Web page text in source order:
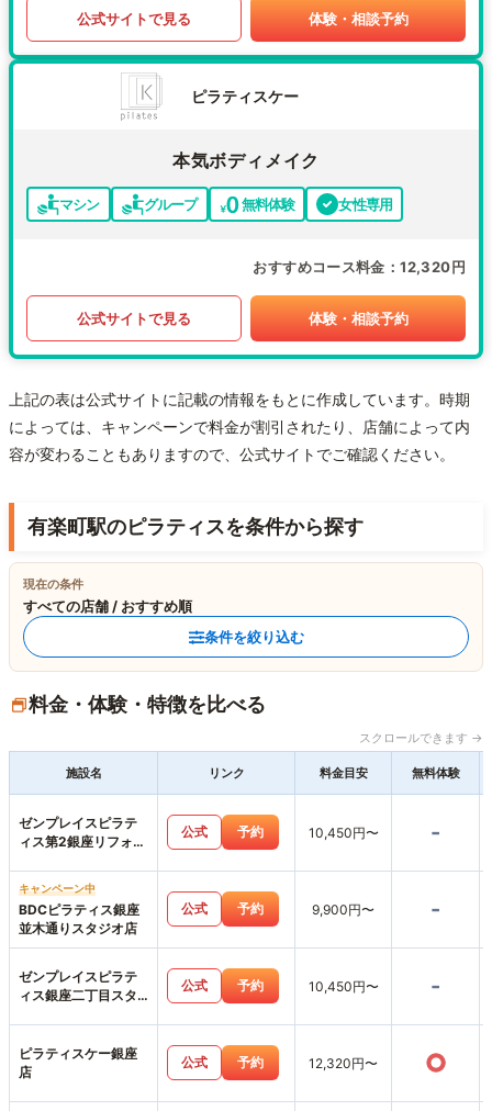
公式サイトで見る 体験・相談予約
ピラティスケー
本気ボディメイク
マシン グループ 無料体験 女性専用
おすすめコース料金 12,320円
公式サイトで見る 体験・相談予約
上記の表は公式サイトに記載の情報をもとに作成しています。時期
によっては、キャンペーンで料金が割引されたり、店舗によって内
容が変わることもありますので、公式サイトでご確認ください。
有楽町駅のピラティスを条件から探す
現在の条件
すべての店舗 / おすすめ順
条件を絞り込む
料金・体験・特徴を比べる
スクロールできます →
施設名 リンク 料金目安 無料体験
ゼンプレイスピラテ
ィス第2銀座リフォー
公式 予約 10,450円〜 -
キャンペーン中
BDCピラティス銀座
並木通りスタジオ店
公式 予約 9,900円〜 -
ゼンプレイスピラテ
ィス銀座二丁目スタ
公式 予約 10,450円〜 -
ピラティスケー銀座
店
公式 予約 12,320円〜 ○